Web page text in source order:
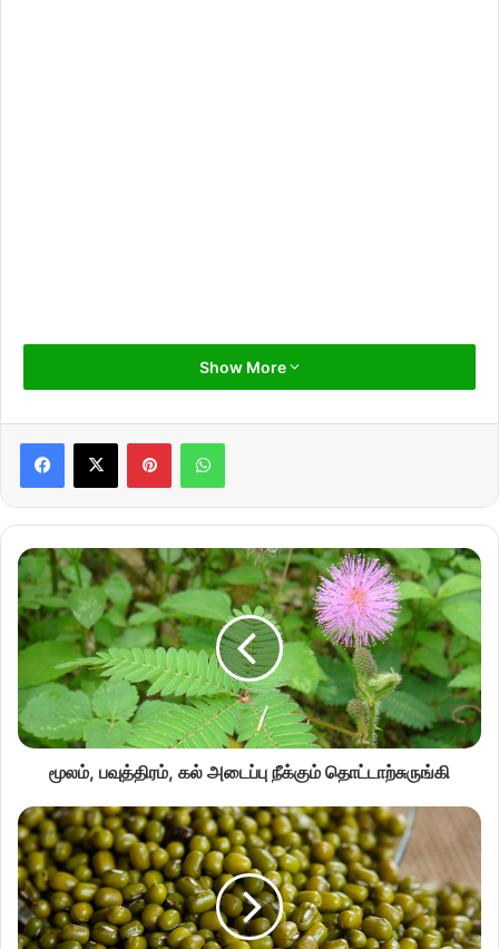
Show More
மூலம், பவுத்திரம், கல் அடைப்பு நீக்கும் தொட்டாற்சுருங்கி